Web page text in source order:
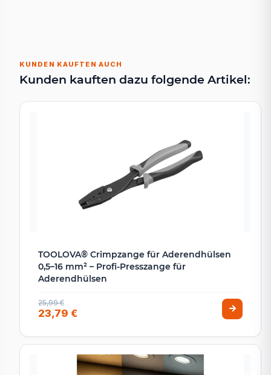
KUNDEN KAUFTEN AUCH
Kunden kauften dazu folgende Artikel:
TOOLOVA® Crimpzange für Aderendhülsen
0,5–16 mm² – Profi-Presszange für
Aderendhülsen
25,99 €
23,79 €